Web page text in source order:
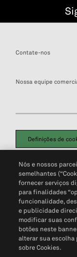
Contate-nos
Nossa equipe
Definições de
Política de Privacidade
Não Venda Minhas
Nós e nossos
semelhantes
fornecer serviços
para finalidades
funcionalidade,
e publicidade
modificar suas
botões neste
alterar sua
sobre Cookies.